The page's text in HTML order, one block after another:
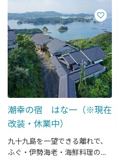
潮幸の宿 はな一（※現在
改装・休業中）
九十九島を一望できる離れで、
ふぐ・伊勢海老・海鮮料理のお